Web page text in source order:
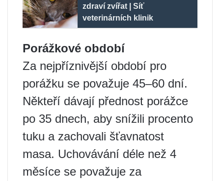
zdraví zvířat | Síť
veterinárních klinik
Porážkové období
Za nejpříznivější období pro
porážku se považuje 45–60 dní.
Někteří dávají přednost porážce
po 35 dnech, aby snížili procento
tuku a zachovali šťavnatost
masa. Uchovávání déle než 4
měsíce se považuje za